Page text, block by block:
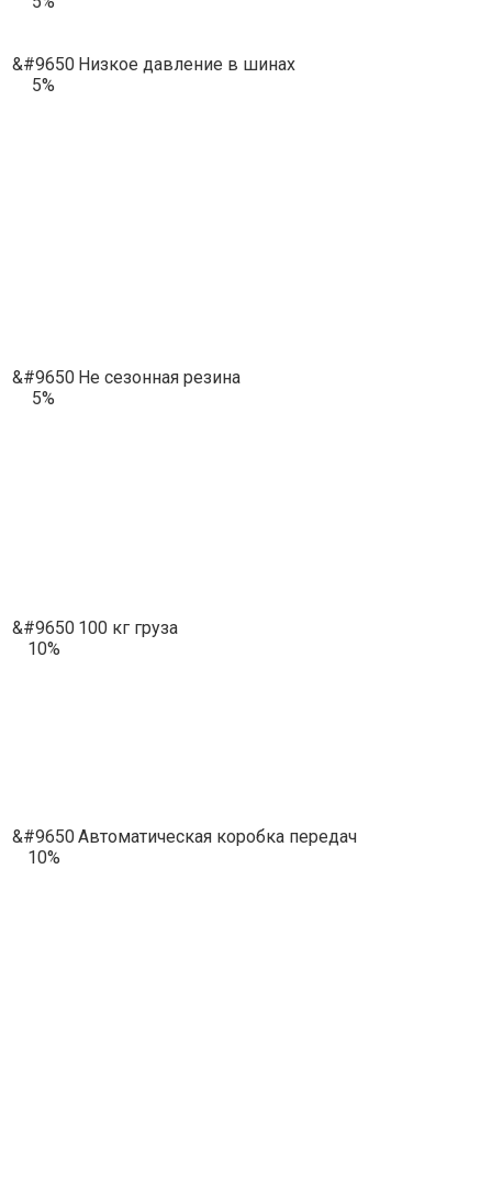
&#9650
5%
Низкое давление в шинах
&#9650
5%
Не сезонная резина
&#9650
10%
100 кг груза
&#9650
10%
Автоматическая коробка передач